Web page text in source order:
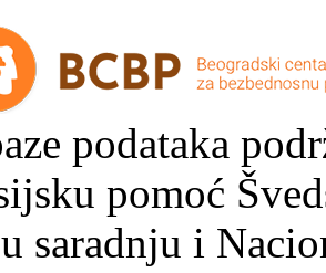
podataka
pomoć
saradnju i